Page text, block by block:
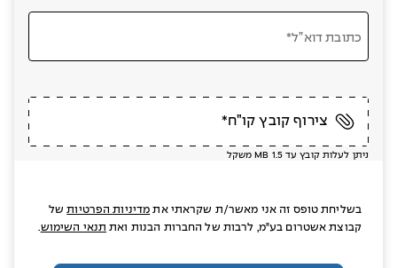
כתובת דוא”ל*
צירוף קובץ קו”ח*
ניתן לעלות קובץ עד MB 1.5 משקל
בשליחת טופס זה אני מאשר/ת שקראתי את מדיניות הפרטיותשל
קבוצת אשטרום בע"מ, לרבות של החברות הבנות ואת תנאי השימוש.